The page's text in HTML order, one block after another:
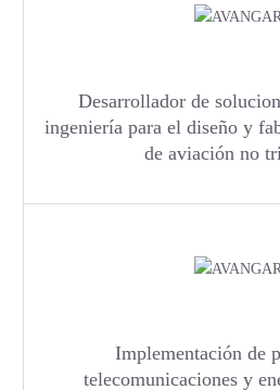
Desarrollador de
ingeniería para el diseño y
de aviación no
Implementación de
telecomunicaciones y